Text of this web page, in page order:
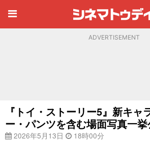
ADVERTISEMENT
『トイ・ストーリー5』新キャ
ー・パンツを含む場面写真一挙
2026年5月13日
18時00分